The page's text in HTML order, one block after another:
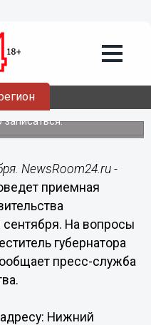
проведет
NewsRoom24.ru -
приемная
На вопросы
губернатора
пресс-служба
Нижний